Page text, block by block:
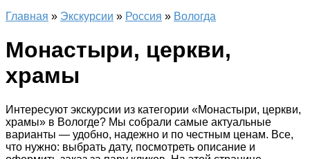
Главная » Экскурсии » Россия » Вологда
Монастыри, церкви,
храмы
Интересуют экскурсии из категории «Монастыри, церкви,
храмы» в Вологде? Мы собрали самые актуальные
варианты — удобно, надежно и по честным ценам. Все,
что нужно: выбрать дату, посмотреть описание и